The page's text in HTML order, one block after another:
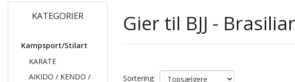
KATEGORIER
Kampsport/Stilart
KARATE
AIKIDO / KENDO /
Gier til BJJ -
Sortering: